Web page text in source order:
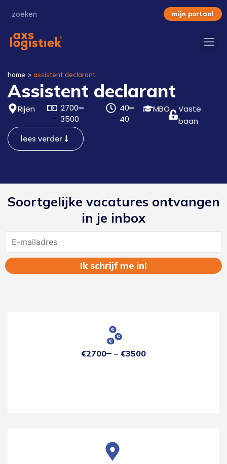
mijn portaal
home > assistent declarant
Assistent declarant
Rijen
2700
3500
40
40
MBO
Vaste
baan
lees verder
Soortgelijke vacatures ontvangen
in je inbox
€2700 €3500